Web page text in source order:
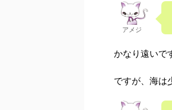
アメジ
かなり遠いで
ですが、海は